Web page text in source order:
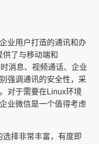
业用户打造的通讯和办
了与移动端和
消息、视频通话、企业
强调通讯的安全性，采
对于需要在Linux环境
业微信是一个值得考虑
择非常丰富，有度即